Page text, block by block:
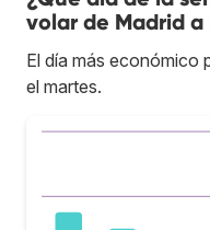
volar de Madrid a
El día más económico
el martes.